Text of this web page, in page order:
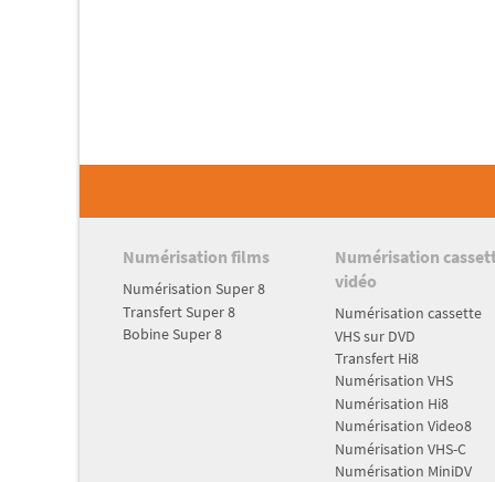
Numérisation films
Numérisation Super 8
Transfert Super 8
Bobine Super 8
Numérisation
vidéo
Numérisation cassette
VHS sur DVD
Transfert Hi8
Numérisation VHS
Numérisation Hi8
Numérisation Video8
Numérisation VHS-C
Numérisation MiniDV